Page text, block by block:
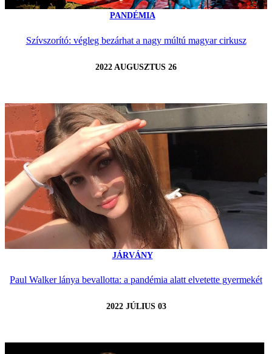
PANDÉMIA
Szívszorító: végleg bezárhat a nagy múltú magyar cirkusz
2022 AUGUSZTUS 26
JÁRVÁNY
Paul Walker lánya bevallotta: a pandémia alatt elvetette gyermekét
2022 JÚLIUS 03